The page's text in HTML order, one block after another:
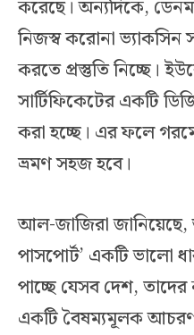
করেছে। অন্যদিকে,
নিজস্ব করোনা ভ্যাকসিন
করতে প্রস্তুতি নিচ্ছে।
সার্টিফিকেটের একটি
করা হচ্ছে। এর ফলে
ভ্রমণ সহজ হবে।
আল-জাজিরা জানিয়েছে,
পাসপোর্ট’ একটি ভালো
পাচ্ছে যেসব দেশ,
একটি বৈষম্যমূলক